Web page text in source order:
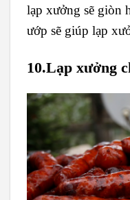
lạp xưởng sẽ giòn
ướp sẽ giúp lạp
10.Lạp xưởng